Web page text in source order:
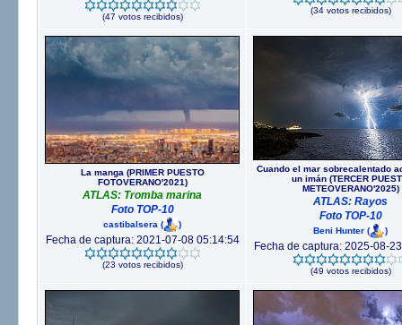
(47 votos recibidos)
(34 votos recibidos)
La manga (PRIMER PUESTO
FOTOVERANO'2021)
ATLAS: Tromba marina
Foto TOP-10
castibalsera ( )
Fecha de captura: 2021-07-08 05:14:54
(23 votos recibidos)
Cuando el mar sobrecalentado
un imán (TERCER
METEOVERANO'2025)
ATLAS: Rayos
Foto TOP-10
Beni Hunter ( )
Fecha de captura: 2025-08-
(49 votos recibidos)